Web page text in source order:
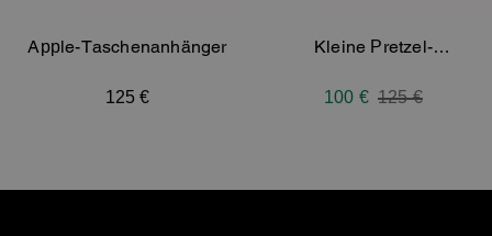
Apple-Taschenanhänger
125 €
Kleine Pretzel-
100 € Price
125 €